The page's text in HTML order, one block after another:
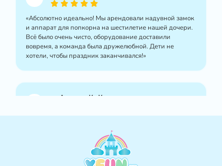
«Абсолютно идеально! Мы арендовали надувной замок
и аппарат для попкорна на шестилетие нашей дочери.
Всё было очень чисто, оборудование доставили
вовремя, а команда была дружелюбной. Дети не
хотели, чтобы праздник заканчивался!»
—Андрюс К., Каунас
несколько минут превратился в зону развлечений.
Забронировать было просто - мы сделали это через
WhatsApp, а команда Xfun позаботилась обо всём.
Очень рекомендую!»